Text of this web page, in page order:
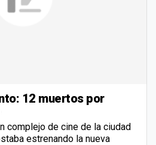
12 muertos por
complejo de cine de la ciudad
estrenando la nueva